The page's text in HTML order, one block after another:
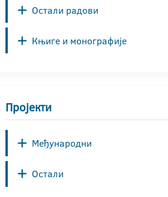
Остали радови
Књиге и монографије
Пројекти
Међународни
Остали